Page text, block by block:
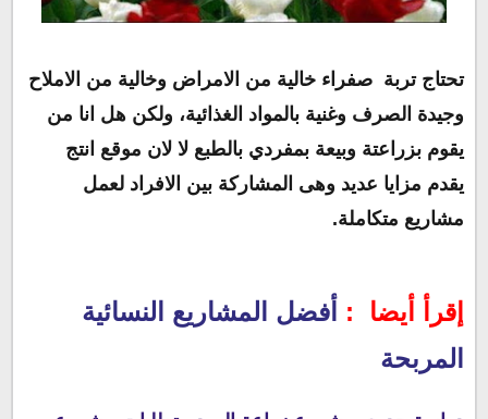
تحتاج تربة صفراء خالية من الامراض وخالية من الاملاح
وجيدة الصرف وغنية بالمواد الغذائية، ولكن هل انا من
يقوم بزراعتة وبيعة بمفردي بالطبع لا لان موقع انتج
يقدم مزايا عديد وهى المشاركة بين الافراد لعمل
مشاريع متكاملة.
إقرأ أيضا : أفضل المشاريع النسائية
المربحة